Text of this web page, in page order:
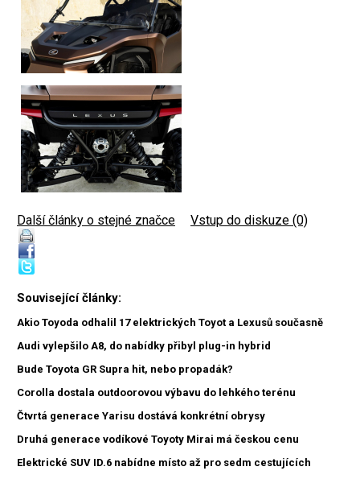
Další články o stejné značce Vstup do diskuze (0)
Související články:
Akio Toyoda odhalil 17 elektrických Toyot a Lexusů současně
Audi vylepšilo A8, do nabídky přibyl plug-in hybrid
Bude Toyota GR Supra hit, nebo propadák?
Corolla dostala outdoorovou výbavu do lehkého terénu
Čtvrtá generace Yarisu dostává konkrétní obrysy
Druhá generace vodíkové Toyoty Mirai má českou cenu
Elektrické SUV ID.6 nabídne místo až pro sedm cestujících